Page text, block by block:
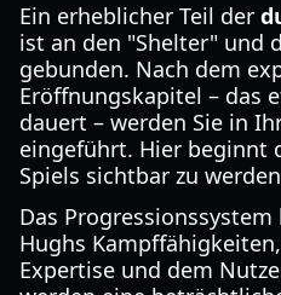
Ein erheblicher Teil der
ist an den "Shelter" und
gebunden. Nach dem
Eröffnungskapitel – das
dauert – werden Sie in
eingeführt. Hier beginnt
Spiels sichtbar zu
Das
Hughs
Expertise und dem